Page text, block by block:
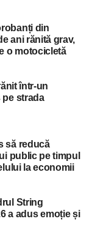
din
ani rănită grav,
o motocicletă
într-un
strada
să reducă
public pe timpul
la economii
String
a adus emoție și